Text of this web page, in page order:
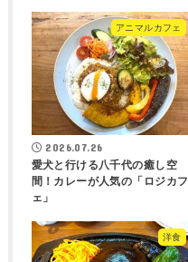
アニマルカフェ
2026.07.26
愛犬と行ける八千代の癒し空
間！カレーが人気の「ロジカフ
ェ」
洋食